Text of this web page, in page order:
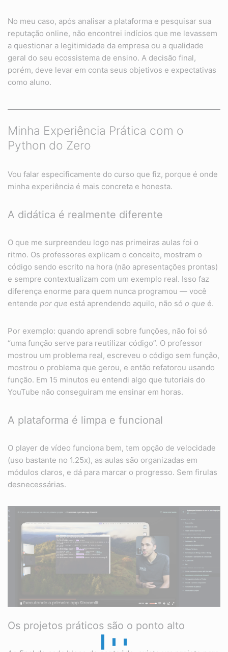
No meu caso, após analisar a plataforma e pesquisar sua
reputação online, não encontrei indícios que me levassem
a questionar a legitimidade da empresa ou a qualidade
geral do seu ecossistema de ensino. A decisão final,
porém, deve levar em conta seus objetivos e expectativas
como aluno.
Minha Experiência Prática com o
Python do Zero
Vou falar especificamente do curso que fiz, porque é onde
minha experiência é mais concreta e honesta.
A didática é realmente diferente
O que me surpreendeu logo nas primeiras aulas foi o
ritmo. Os professores explicam o conceito, mostram o
código sendo escrito na hora (não apresentações prontas)
e sempre contextualizam com um exemplo real. Isso faz
diferença enorme para quem nunca programou — você
entende por que está aprendendo aquilo, não só o que é.
Por exemplo: quando aprendi sobre funções, não foi só
“uma função serve para reutilizar código”. O professor
mostrou um problema real, escreveu o código sem função,
mostrou o problema que gerou, e então refatorou usando
função. Em 15 minutos eu entendi algo que tutoriais do
YouTube não conseguiram me ensinar em horas.
A plataforma é limpa e funcional
O player de vídeo funciona bem, tem opção de velocidade
(uso bastante no 1.25x), as aulas são organizadas em
módulos claros, e dá para marcar o progresso. Sem firulas
desnecessárias.
Os projetos práticos são o ponto alto